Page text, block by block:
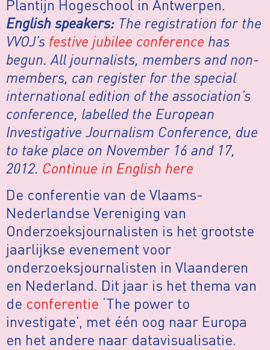
Plantijn Hogeschool in Antwerpen.
English speakers: The registration for the
VVOJ’s festive jubilee conference has
begun. All journalists, members and non-
members, can register for the special
international edition of the association’s
conference, labelled the European
Investigative Journalism Conference, due
to take place on November 16 and 17,
2012. Continue in English here
De conferentie van de Vlaams-
Nederlandse Vereniging van
Onderzoeksjournalisten is het grootste
jaarlijkse evenement voor
onderzoeksjournalisten in Vlaanderen
en Nederland. Dit jaar is het thema van
de conferentie ‘The power to
investigate’, met één oog naar Europa
en het andere naar datavisualisatie.